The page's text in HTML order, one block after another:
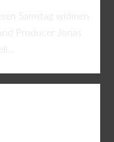
Samstag widmen
Producer Jonas